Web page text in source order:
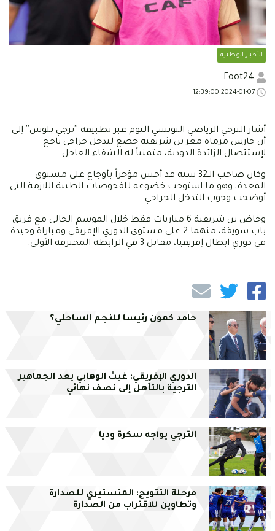
الأخبار الوطنية
أشار الترجي الرياضي التونسي اليوم عبر تطبيقة ''ترجي بلوس'' إلى
أن حارس مرماه معز بن شريفية خضع لتدخل جراحي ناجح
لإستئصال الزائدة الدودية، متمنياً له الشفاء العاجل.
وكان صاحب الـ32 سنة قد أحس مؤخراً بأوجاع على مستوى
المعدة، وهو ما استوجب خضوعه للفحوصات الطبية اللازمة التي
أوضحت وجوب التدخل الجراحي.
وخاض بن شريفية 6 مباريات فقط خلال الموسم الحالي مع فريق
باب سويقة، منهما 2 على مستوى الدوري الإفريقي ومباراة وحيدة
في دوري ابطال إفريقيا، مقابل 3 في الرابطة المحترفة الأولى.
حامد كمون رئيسا للنجم الساحلي؟
الدوري الإفريقي: غيث الوهابي يعد الجماهير
الترجية بالتأهل إلى نصف نهائي
الترجي يواجه سكرة وديا
مرحلة التتويج: المنستيري للصدارة
وتطاوين للاقتراب من الصدارة